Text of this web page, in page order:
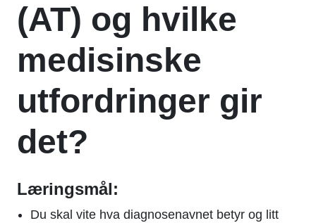
(AT) og hvilke
medisinske
utfordringer gir
det?
Læringsmål:
Du skal vite hva diagnosenavnet betyr og litt